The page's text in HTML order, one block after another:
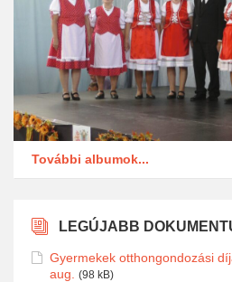
További albumok...
LEGÚJABB
Gyermekek otthongondozási
aug.
(98 kB)